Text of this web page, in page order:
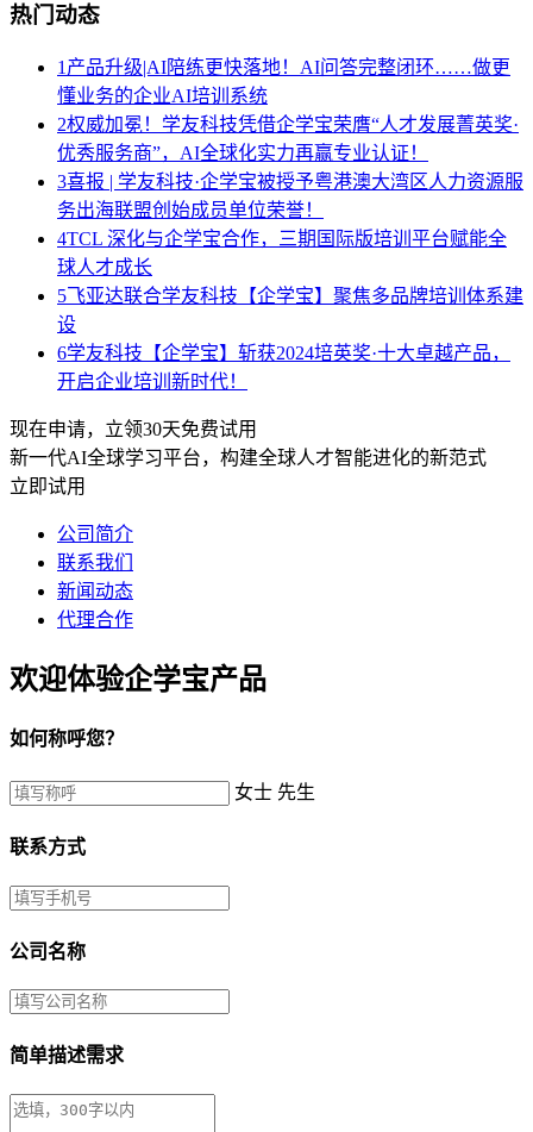
热门动态
1 产品升级|AI陪练更快落地！AI问答完整闭环……做更
懂业务的企业AI培训系统
2权威加冕！学友科技凭借企学宝荣膺“人才发展菁英奖·
优秀服务商”，AI全球化实力再赢专业认证！
3喜报 | 学友科技·企学宝被授予粤港澳大湾区人力资源服
务出海联盟创始成员单位荣誉！
4TCL 深化与企学宝合作，三期国际版培训平台赋能全
球人才成长
5飞亚达联合学友科技【企学宝】聚焦多品牌培训体系建
设
6学友科技【企学宝】斩获2024培英奖·十大卓越产品，
开启企业培训新时代！
现在申请，立领30天免费试用
新一代AI全球学习平台，构建全球人才智能进化的新范式
立即试用
公司简介
联系我们
新闻动态
代理合作
欢迎体验企学宝产品
如何称呼您？
女士 先生
联系方式
公司名称
简单描述需求